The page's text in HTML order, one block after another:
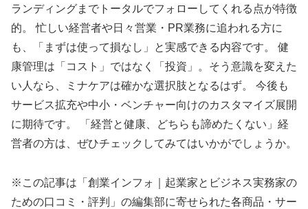
ランディングまでトータルでフォローしてくれる点が特徴
的。 忙しい経営者や日々営業・PR業務に追われる方に
も、「まずは使って損なし」と実感できる内容です。 健
康管理は「コスト」ではなく「投資」。そう意識を変えた
い人なら、ミナケアは確かな選択肢となるはず。 今後も
サービス拡充や中小・ベンチャー向けのカスタマイズ展開
に期待です。 「経営と健康、どちらも諦めたくない」経
営者の方は、ぜひチェックしてみてはいかがでしょうか。
※この記事は「創業インフォ｜起業家とビジネス実務家の
ための口コミ・評判」の編集部に寄せられた各商品・サー